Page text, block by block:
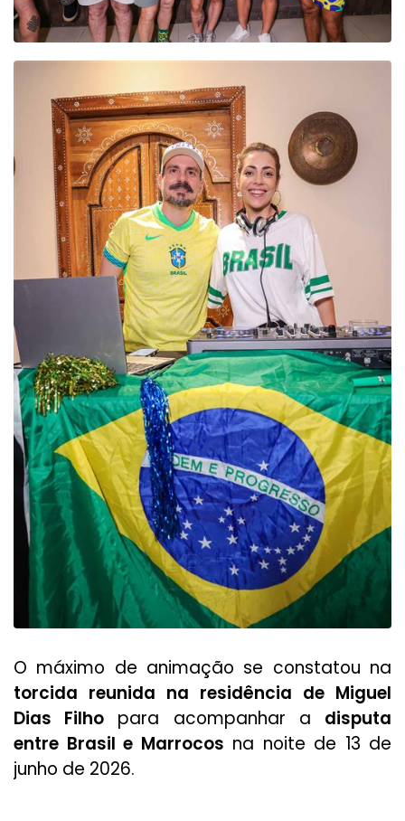
O máximo de animação se constatou na
torcida reunida na residência de Miguel
Dias Filho para acompanhar a disputa
entre Brasil e Marrocos na noite de 13 de
junho de 2026.